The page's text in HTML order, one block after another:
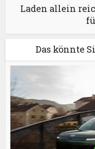
Laden allein
Das könnte